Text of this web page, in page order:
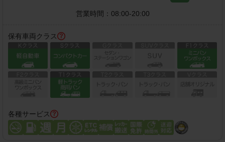
営業時間： 08:00-20:00
保有車両クラス
各種サービス